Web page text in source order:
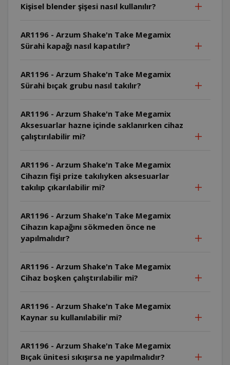
Kişisel blender şişesi nasıl kullanılır?
AR1196 - Arzum Shake'n Take Megamix
Sürahi kapağı nasıl kapatılır?
AR1196 - Arzum Shake'n Take Megamix
Sürahi bıçak grubu nasıl takılır?
AR1196 - Arzum Shake'n Take Megamix
Aksesuarlar hazne içinde saklanırken cihaz
çalıştırılabilir mi?
AR1196 - Arzum Shake'n Take Megamix
Cihazın fişi prize takılıyken aksesuarlar
takılıp çıkarılabilir mi?
AR1196 - Arzum Shake'n Take Megamix
Cihazın kapağını sökmeden önce ne
yapılmalıdır?
AR1196 - Arzum Shake'n Take Megamix
Cihaz boşken çalıştırılabilir mi?
AR1196 - Arzum Shake'n Take Megamix
Kaynar su kullanılabilir mi?
AR1196 - Arzum Shake'n Take Megamix
Bıçak ünitesi sıkışırsa ne yapılmalıdır?